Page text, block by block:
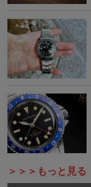
＞＞＞もっと見る